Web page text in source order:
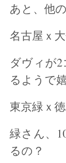
あと、他
名古屋ｘ
ダヴィが
るようで
東京緑ｘ
緑さん、
るの？